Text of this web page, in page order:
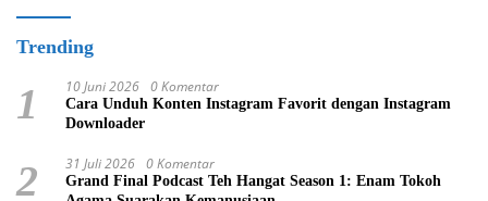
Trending
1 10 Juni 2026 0 Komentar
Cara Unduh Konten Instagram Favorit dengan Instagram
Downloader
2 31 Juli 2026 0 Komentar
Grand Final Podcast Teh Hangat Season 1: Enam Tokoh